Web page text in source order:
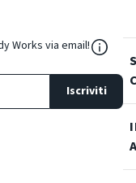
Works via email!
Iscriviti